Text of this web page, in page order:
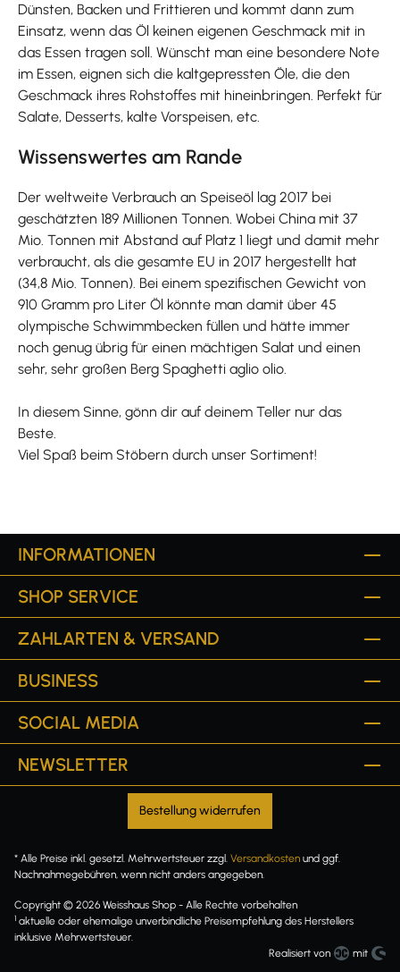
Dünsten, Backen und Frittieren und kommt dann zum
Einsatz, wenn das Öl keinen eigenen Geschmack mit in
das Essen tragen soll. Wünscht man eine besondere Note
im Essen, eignen sich die kaltgepressten Öle, die den
Geschmack ihres Rohstoffes mit hineinbringen. Perfekt für
Salate, Desserts, kalte Vorspeisen, etc.
Wissenswertes am Rande
Der weltweite Verbrauch an Speiseöl lag 2017 bei
geschätzten 189 Millionen Tonnen. Wobei China mit 37
Mio. Tonnen mit Abstand auf Platz 1 liegt und damit mehr
verbraucht, als die gesamte EU in 2017 hergestellt hat
(34,8 Mio. Tonnen). Bei einem spezifischen Gewicht von
910 Gramm pro Liter Öl könnte man damit über 45
olympische Schwimmbecken füllen und hätte immer
noch genug übrig für einen mächtigen Salat und einen
sehr, sehr großen Berg Spaghetti aglio olio.
In diesem Sinne, gönn dir auf deinem Teller nur das
Beste.
Viel Spaß beim Stöbern durch unser Sortiment!
INFORMATIONEN
SHOP SERVICE
ZAHLARTEN & VERSAND
BUSINESS
SOCIAL MEDIA
NEWSLETTER
Bestellung widerrufen
* Alle Preise inkl. gesetzl. Mehrwertsteuer zzgl. Versandkosten und ggf.
Nachnahmegebühren, wenn nicht anders angegeben.
Copyright © 2026 Weisshaus Shop - Alle Rechte vorbehalten
1 aktuelle oder ehemalige unverbindliche Preisempfehlung des Herstellers
inklusive Mehrwertsteuer.
Realisiert von
mit